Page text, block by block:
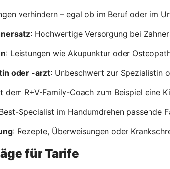
verhindern – egal ob im Beruf oder im
: Hochwertige Versorgung bei
: Leistungen wie Akupunktur oder
oder -arzt: Unbeschwert zur Spezialistin
dem R+V-Family-Coach zum Beispiel eine
Specialist im Handumdrehen passende
: Rezepte, Überweisungen oder
für Tarife